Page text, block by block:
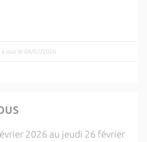
à jour le 04/02/2026
2026 au jeudi 26 février